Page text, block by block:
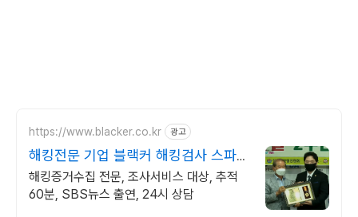
https://www.blacker.co.kr 광고
해킹전문 기업 블랙커 해킹검사 스파이
앱 탐지 전문
해킹증거수집 전문, 조사서비스 대상, 추적
60분, SBS뉴스 출연, 24시 상담